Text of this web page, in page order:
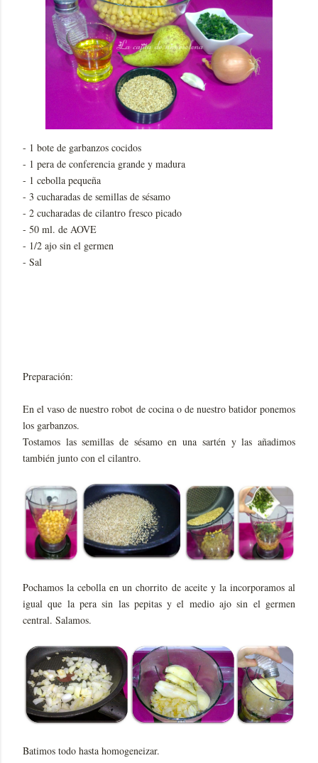
- 1 bote de garbanzos cocidos
- 1 pera de conferencia grande y madura
- 1 cebolla pequeña
- 3 cucharadas de semillas de sésamo
- 2 cucharadas de cilantro fresco picado
- 50 ml. de AOVE
- 1/2 ajo sin el germen
- Sal
Preparación:
En el vaso de nuestro robot de cocina o de nuestro batidor ponemos
los garbanzos.
Tostamos las semillas de sésamo en una sartén y las añadimos
también junto con el cilantro.
Pochamos la cebolla en un chorrito de aceite y la incorporamos al
igual que la pera sin las pepitas y el medio ajo sin el germen
central. Salamos.
Batimos todo hasta homogeneizar.